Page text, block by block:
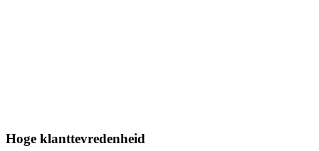
Hoge klanttevredenheid